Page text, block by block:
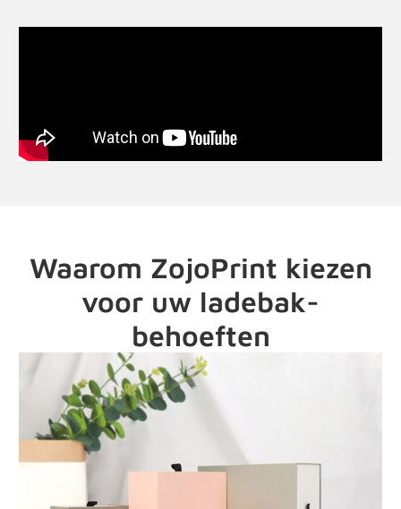
Waarom ZojoPrint kiezen
voor uw ladebak-
behoeften